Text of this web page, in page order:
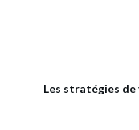
Les stratégies